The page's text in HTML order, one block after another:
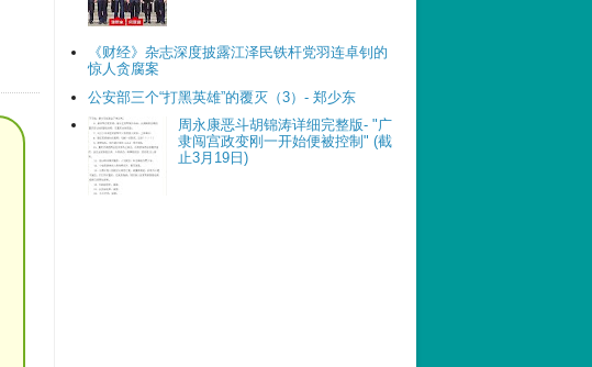
《财经》杂志深度披露江泽民铁杆党羽连卓钊的
惊人贪腐案
公安部三个“打黑英雄”的覆灭（3）- 郑少东
周永康恶斗胡锦涛详细完整版- "广
隶闯宫政变刚一开始便被控制" (截
止3月19日)